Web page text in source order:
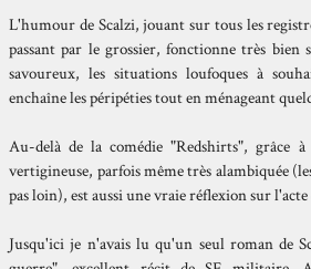
L'humour de Scalzi, jouant sur tous les
passant par le grossier, fonctionne très bien
savoureux, les situations loufoques à
enchaîne les péripéties tout en ménageant
Au-delà de la comédie "Redshirts", grâce à
vertigineuse, parfois même très alambiquée
pas loin), est aussi une vraie réflexion sur
Jusqu'ici je n'avais lu qu'un seul roman de